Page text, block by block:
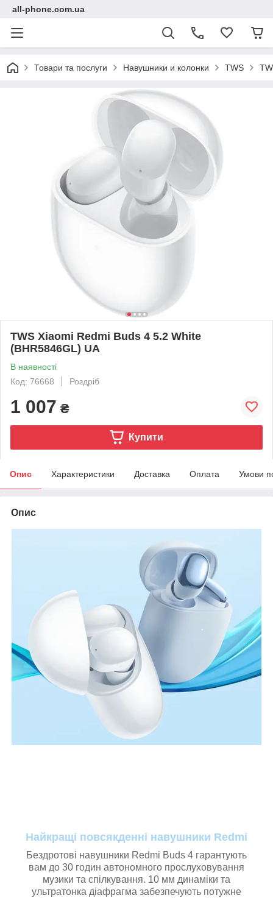
all-phone.com.ua
Товари та послуги Навушники и колонки TWS
TWS Xiaomi Redmi Buds 4 5.2 White
(BHR5846GL) UA
В наявності
Код: 76668
Роздріб
1 007 ₴
Купити
Опис Характеристики Доставка Оплата Умови
Опис
Найкращі повсякденні навушники Redmi
Бездротові навушники Redmi Buds 4 гарантують
вам до 30 годин автономного прослуховування
музики та спілкування. 10 мм динаміки та
ультратонка діафрагма забезпечують потужне